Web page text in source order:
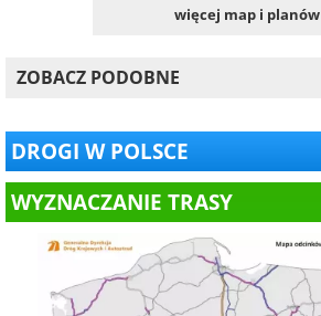
więcej map i planów
ZOBACZ PODOBNE
DROGI W POLSCE
WYZNACZANIE TRASY